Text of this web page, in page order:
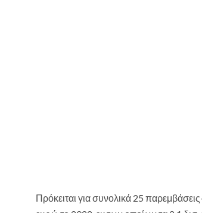
Πρόκειται για συνολικά 25